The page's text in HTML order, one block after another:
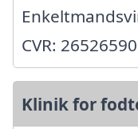
CVR: 26526590
Klinik for